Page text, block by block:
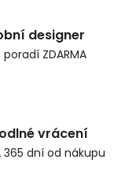
designer
ZDARMA
vrácení
365 dní od nákupu